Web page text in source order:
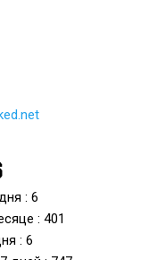
: 6
: 401
: 6